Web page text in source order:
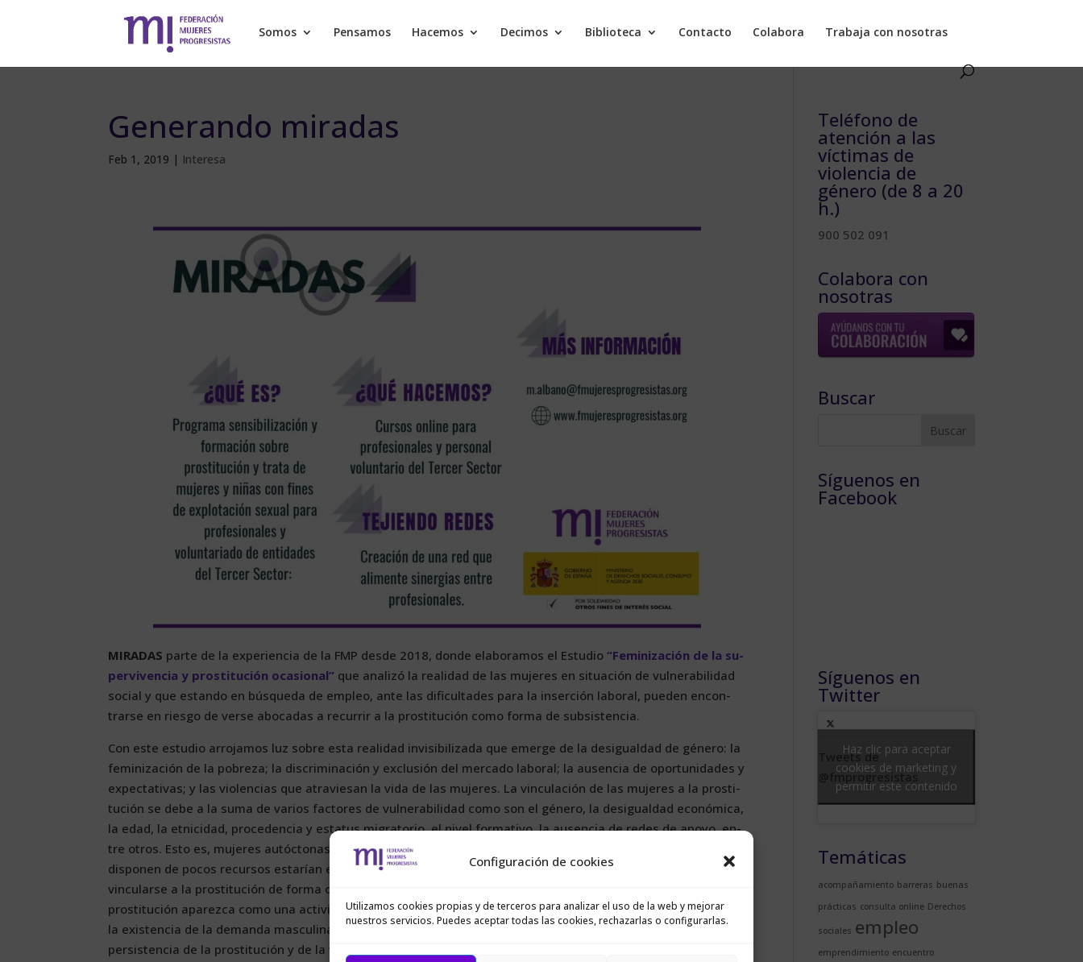
Configuración de cookies
Utilizamos cookies propias y de terceros para analizar el uso de la web y mejorar
nuestros servicios. Puedes aceptar todas las cookies, rechazarlas o configurarlas.
Somos Pensamos Hacemos Decimos Biblioteca Contacto Colabora Trabaja con nosotras
Generando miradas
Feb 1, 2019 | Interesa
MI­RA­DAS par­te de la ex­pe­rien­cia de la FMP des­de 2018, don­de ela­bo­ra­mos el Es­tu­dio“Fe­mi­ni­za­ción de la su­
per­vi­ven­cia y pros­ti­tu­ción oca­sio­nal” que ana­li­zó la reali­dad de las mu­je­res en si­tua­ción de vul­ne­ra­bi­li­dad
so­cial y que es­tan­do en bús­que­da de em­pleo, an­te las di­fi­cul­ta­des pa­ra la in­ser­ción la­bo­ral, pue­den en­con­
trar­se en ries­go de ver­se abo­ca­das a re­cu­rrir a la pros­ti­tu­ción co­mo for­ma de sub­sis­ten­cia.
Con es­te es­tu­dio arro­ja­mos luz so­bre es­ta reali­dad in­vi­si­bi­li­za­da que emer­ge de la de­sigual­dad de gé­ne­ro: la
fe­mi­ni­za­ción de la po­bre­za; la dis­cri­mi­na­ción y ex­clu­sión del mer­ca­do la­bo­ral; la au­sen­cia de opor­tu­ni­da­des y
ex­pec­ta­ti­vas; y las vio­len­cias que atra­vie­san la vi­da de las mu­je­res. La vin­cu­la­ción de las mu­je­res a la pros­ti­
tu­ción se de­be a la su­ma de va­rios fac­to­res de vul­ne­ra­bi­li­dad co­mo son el gé­ne­ro, la de­sigual­dad eco­nó­mi­ca,
la edad, la et­ni­ci­dad, pro­ce­den­cia y es­ta­tus mi­gra­to­rio, el ni­vel for­ma­ti­vo, la au­sen­cia de re­des de apo­yo, en­
tre otros. Es­to es, mu­je­res au­tóc­to­nas y so­bre to­do, mu­je­res mi­gran­tes, con po­cos ni­ve­les for­ma­ti­vos, y que
dis­po­nen de po­cos re­cur­sos es­ta­rían en una si­tua­ción de es­pe­cial vul­ne­ra­bi­li­dad so­cial que po­dría for­zar­las a
vin­cu­lar­se a la pros­ti­tu­ción de for­ma oca­sio­nal. De es­ta ma­ne­ra, la de­sigual­dad es­truc­tu­ral po­si­bi­li­ta que la
pros­ti­tu­ción apa­rez­ca co­mo una ac­ti­vi­dad de su­per­vi­ven­cia pa­ra las mu­je­res, pe­ro tam­bién hay que des­ta­car
la exis­ten­cia de la de­man­da mas­cu­li­na co­mo la cau­sa prin­ci­pal, por en­ci­ma de to­das las men­cio­na­das, de la
per­sis­ten­cia de la pros­ti­tu­ción y de la vin­cu­la­ción de las mu­je­res a la pros­ti­tu­ción.
Teléfono de
atención a las
víctimas de
violencia de
género (de 8 a 20
h.)
900 502 091
Colabora con
nosotras
Buscar
Síguenos en
Facebook
Síguenos en
Twitter
Tweets de
@fmprogresistas
Haz clic para aceptar
cookies de marketing y
permitir este contenido
Temáticas
acompañamiento barreras buenas
prácticas consulta online Derechos
sociales empleo
emprendimiento encuentro